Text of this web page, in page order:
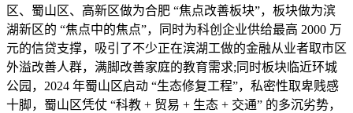
区、蜀山区、高新区做为合肥 “焦点改善板块”，板块做为滨
湖新区的 “焦点中的焦点”，同时为科创企业供给最高 2000 万
元的信贷支撑，吸引了不少正在滨湖工做的金融从业者取市区
外溢改善人群，满脚改善家庭的教育需求;同时板块临近环城
公园，2024 年蜀山区启动 “生态修复工程”，私密性取卑贱感
十脚，蜀山区凭仗 “科教 + 贸易 + 生态 + 交通” 的多沉劣势，